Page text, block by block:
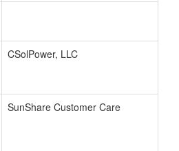
CSolPower, LLC
SunShare Customer Care